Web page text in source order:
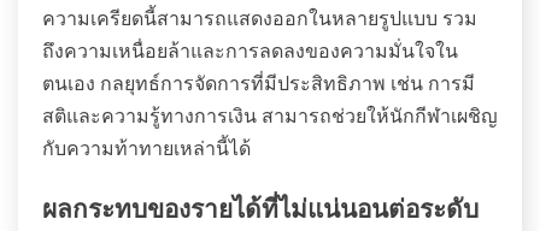
ความเครียดนี้สามารถแสดงออกในหลายรูปแบบ รวม
ถึงความเหนื่อยล้าและการลดลงของความมั่นใจใน
ตนเอง กลยุทธ์การจัดการที่มีประสิทธิภาพ เช่น การมี
สติและความรู้ทางการเงิน สามารถช่วยให้นักกีฬาเผชิญ
กับความท้าทายเหล่านี้ได้
ผลกระทบของรายได้ที่ไม่แน่นอนต่อระดับ